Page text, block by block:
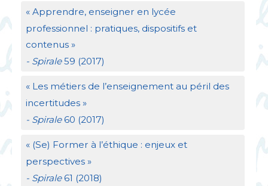
« Apprendre, enseigner en lycée
professionnel : pratiques, dispositifs et
contenus »
- Spirale59 (2017)
« Les métiers de l’enseignement au péril des
incertitudes »
- Spirale60 (2017)
« (Se) Former à l’éthique : enjeux et
perspectives »
- Spirale61 (2018)